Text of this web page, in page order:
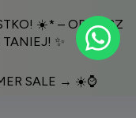
☀️* – ODBIERZ
✨
SALE → ☀️⌚️